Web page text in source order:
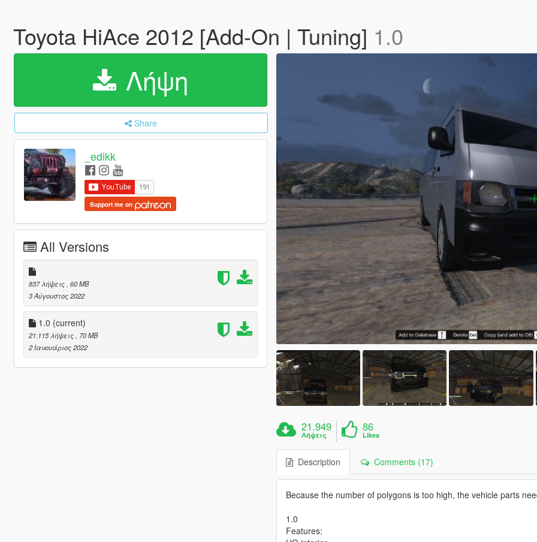
Toyota HiAce 2012 [Add-On | Tuning] 1.0
Λήψη
Share
_edikk
Support me on
All Versions
837 λήψεις, 60 MB
3 Αύγουστος 2022
1.0 (current)
21.115 λήψεις, 70 MB
2 Ιανουάριος 2022
21.949
Λήψεις
86
Likes
Description Comments (17)
Because the number of polygons is too high, the vehicle parts
1.0
Features: